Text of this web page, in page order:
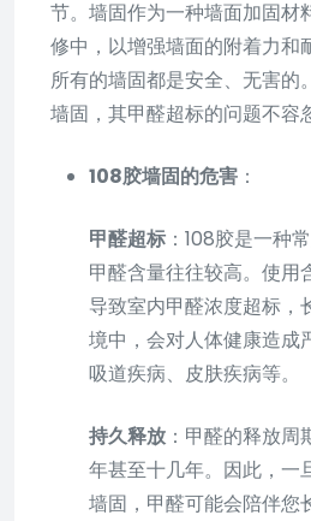
节。墙固作为一种墙面加固材
修中，以增强墙面的附着力和
所有的墙固都是安全、无害的
墙固，其甲醛超标的问题不容
108胶墙固的危害 ：
甲醛超标 ：108胶是一种
甲醛含量往往较高。使用
导致室内甲醛浓度超标，
境中，会对人体健康造成
吸道疾病、皮肤疾病等。
持久释放 ：甲醛的释放
年甚至十几年。因此，一
墙固，甲醛可能会陪伴您